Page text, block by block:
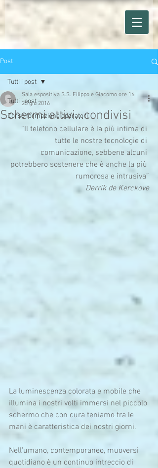
Post
Tutti i post
Corso formazione operatori
Tutti i post
Schermi attivi...condivisi
Sala espositiva S.S. Filippo e Giacomo ore 16
25 giu 2016
“Il telefono cellulare è la più intima di
tutte le nostre tecnologie di
comunicazione, sebbene alcuni
potrebbero sostenere che è anche la più
rumorosa e intrusiva”
Derrik de Kerckove
La luminescenza colorata e mobile che
illumina i nostri volti immersi nel piccolo
schermo che con cura teniamo tra le
mani è caratteristica dei nostri giorni.
Nell'umano, contemporaneo, muoversi
quotidiano è un continuo intreccio di